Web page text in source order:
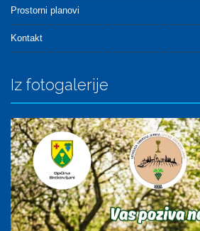
Prostorni planovi
Kontakt
Iz fotogalerije